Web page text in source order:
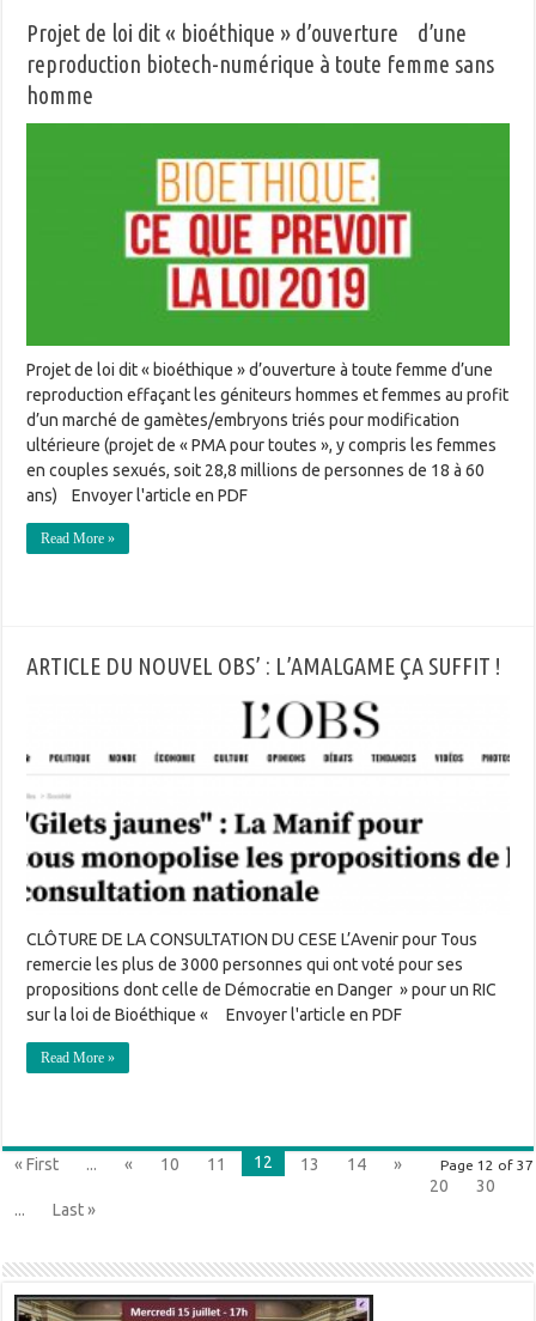
Projet de loi dit « bioéthique » d’ouverture d’une
reproduction biotech-numérique à toute femme sans
homme
Projet de loi dit « bioéthique » d’ouverture à toute femme d’une
reproduction effaçant les géniteurs hommes et femmes au profit
d’un marché de gamètes/embryons triés pour modification
ultérieure (projet de « PMA pour toutes », y compris les femmes
en couples sexués, soit 28,8 millions de personnes de 18 à 60
ans) Envoyer l'article en PDF
Read More »
ARTICLE DU NOUVEL OBS’ : L’AMALGAME ÇA SUFFIT !
CLÔTURE DE LA CONSULTATION DU CESE L’Avenir pour Tous
remercie les plus de 3000 personnes qui ont voté pour ses
propositions dont celle de Démocratie en Danger » pour un RIC
sur la loi de Bioéthique « Envoyer l'article en PDF
Read More »
Page 12 of 37
« First ... « 10 11 12 13 14
»
20
30
...
Last »